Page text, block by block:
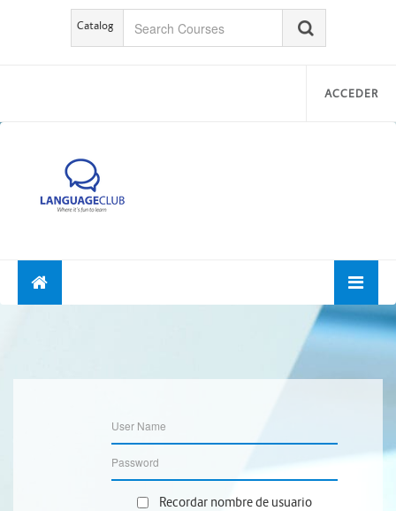
Catalog
ACCEDER
Recordar nombre de usuario